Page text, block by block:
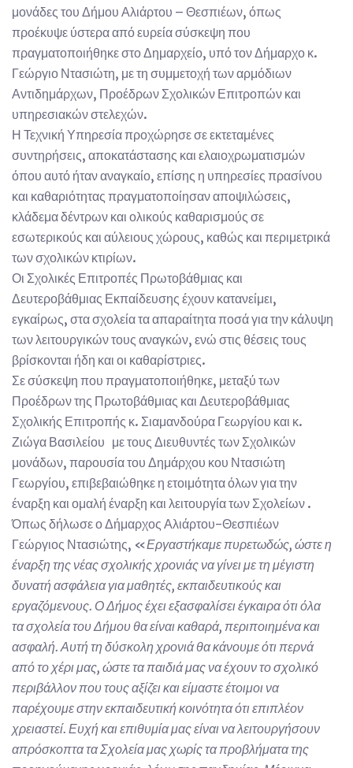
μονάδες του Δήμου Αλιάρτου – Θεσπιέων, όπως
προέκυψε ύστερα από ευρεία σύσκεψη που
πραγματοποιήθηκε στο Δημαρχείο, υπό τον Δήμαρχο κ.
Γεώργιο Ντασιώτη, με τη συμμετοχή των αρμόδιων
Αντιδημάρχων, Προέδρων Σχολικών Επιτροπών και
υπηρεσιακών στελεχών.
Η Τεχνική Υπηρεσία προχώρησε σε εκτεταμένες
συντηρήσεις, αποκατάστασης και ελαιοχρωματισμών
όπου αυτό ήταν αναγκαίο, επίσης η υπηρεσίες πρασίνου
και καθαριότητας πραγματοποίησαν αποψιλώσεις,
κλάδεμα δέντρων και ολικούς καθαρισμούς σε
εσωτερικούς και αύλειους χώρους, καθώς και περιμετρικά
των σχολικών κτιρίων.
Οι Σχολικές Επιτροπές Πρωτοβάθμιας και
Δευτεροβάθμιας Εκπαίδευσης έχουν κατανείμει,
εγκαίρως, στα σχολεία τα απαραίτητα ποσά για την κάλυψη
των λειτουργικών τους αναγκών, ενώ στις θέσεις τους
βρίσκονται ήδη και οι καθαρίστριες.
Σε σύσκεψη που πραγματοποιήθηκε, μεταξύ των
Προέδρων της Πρωτοβάθμιας και Δευτεροβάθμιας
Σχολικής Επιτροπής κ. Σιαμανδούρα Γεωργίου και κ.
Ζιώγα Βασιλείου με τους Διευθυντές των Σχολικών
μονάδων, παρουσία του Δημάρχου κου Ντασιώτη
Γεωργίου, επιβεβαιώθηκε η ετοιμότητα όλων για την
έναρξη και ομαλή έναρξη και λειτουργία των Σχολείων .
Όπως δήλωσε ο Δήμαρχος Αλιάρτου-Θεσπιέων
Γεώργιος Ντασιώτης, «Εργαστήκαμε πυρετωδώς, ώστε η
έναρξη της νέας σχολικής χρονιάς να γίνει με τη μέγιστη
δυνατή ασφάλεια για μαθητές, εκπαιδευτικούς και
εργαζόμενους. Ο Δήμος έχει εξασφαλίσει έγκαιρα ότι όλα
τα σχολεία του Δήμου θα είναι καθαρά, περιποιημένα και
ασφαλή. Αυτή τη δύσκολη χρονιά θα κάνουμε ότι περνά
από το χέρι μας, ώστε τα παιδιά μας να έχουν το σχολικό
περιβάλλον που τους αξίζει και είμαστε έτοιμοι να
παρέχουμε στην εκπαιδευτική κοινότητα ότι επιπλέον
χρειαστεί. Ευχή και επιθυμία μας είναι να λειτουργήσουν
απρόσκοπτα τα Σχολεία μας χωρίς τα προβλήματα της